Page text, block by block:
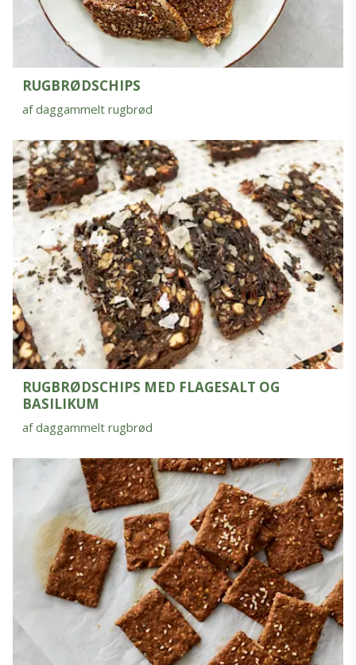
RUGBRØDSCHIPS
af daggammelt rugbrød
RUGBRØDSCHIPS MED FLAGESALT OG
BASILIKUM
af daggammelt rugbrød